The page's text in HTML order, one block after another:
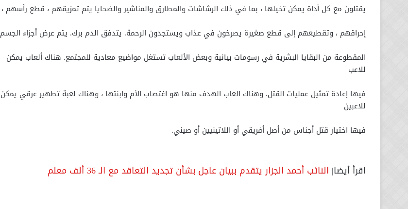
يقتلون مع كل أداة يمكن تخيلها ، بما في ذلك الرشاشات والمطارق والمناشير والضحايا يتم تمزيقهم ، قطع رأسهم ،
إحراقهم ، وتقطيعهم إلى قطع صغيرة يصرخون في عذاب ويستجدون الرحمة. يتدفق الدم برك. يتم عرض أجزاء الجسم
المقطوعة من البقايا البشرية في رسومات بيانية وبعض الألعاب تستغل مواضيع معادية للمجتمع. هناك ألعاب يمكن
للاعب
فيها إعادة تمثيل عمليات القتل. وهناك العاب الهدف منها هو اغتصاب الأم وابنتها ، وهناك لعبة تطهير عرقي يمكن
للاعبين
فيها اختيار قتل أجناس من أصل أفريقي أو اللاتينيين أو صيني.
اقرأ أيضا| النائب أحمد الجزار يتقدم ببيان عاجل بشأن تجديد التعاقد مع الـ 36 ألف معلم